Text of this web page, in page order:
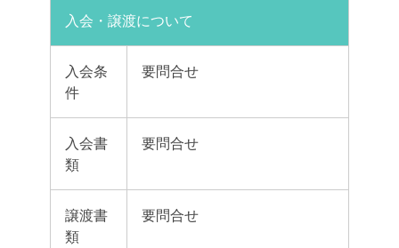
入会・譲渡について
入会条
件
要問合せ
入会書
類
要問合せ
譲渡書
類
要問合せ